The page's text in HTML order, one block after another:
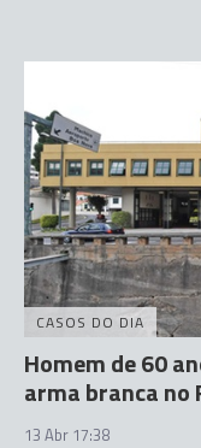
CASOS DO DIA
Homem de 60
arma branca no
13 Abr 17:38